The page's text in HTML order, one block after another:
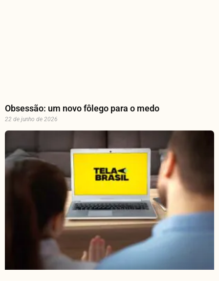
Obsessão: um novo fôlego para o medo
22 de junho de 2026